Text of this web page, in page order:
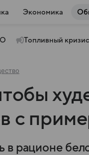
Экономика
Топливный кризис
с
в рационе